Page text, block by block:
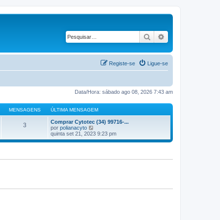
Pesquisar
Ligue-se
Registe-se
Data/Hora: sábado ago 08, 2026 7:43 am
MENSAGENS ÚLTIMA MENSAGEM
3
Comprar Cytotec (34) 99716-...
por polianacyto
e
j
quinta set 21, 2023 9:23 pm